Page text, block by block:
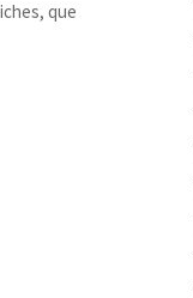
que